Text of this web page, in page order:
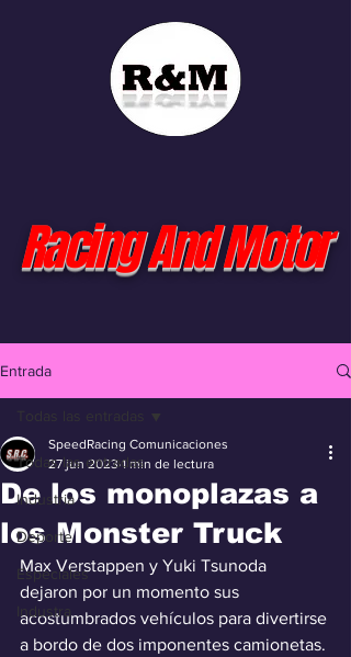
Racing And Motor
Entrada
Todas las entradas
Industria
Deporte
Especiales
Industra
Todas las entradas
De los monoplazas a
los Monster Truck
SpeedRacing Comunicaciones
27 jun 2023 1 min de lectura
Max Verstappen y Yuki Tsunoda
dejaron por un momento sus
acostumbrados vehículos para divertirse
a bordo de dos imponentes camionetas.